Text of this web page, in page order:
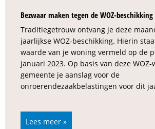
Bezwaar maken tegen de WOZ-beschikking
Traditiegetrouw ontvang je deze
jaarlijkse WOZ-beschikking. Hierin
waarde van je woning vermeld op de
januari 2023. Op basis van deze
gemeente je aanslag voor de
onroerendezaakbelastingen voor dit
Lees meer »